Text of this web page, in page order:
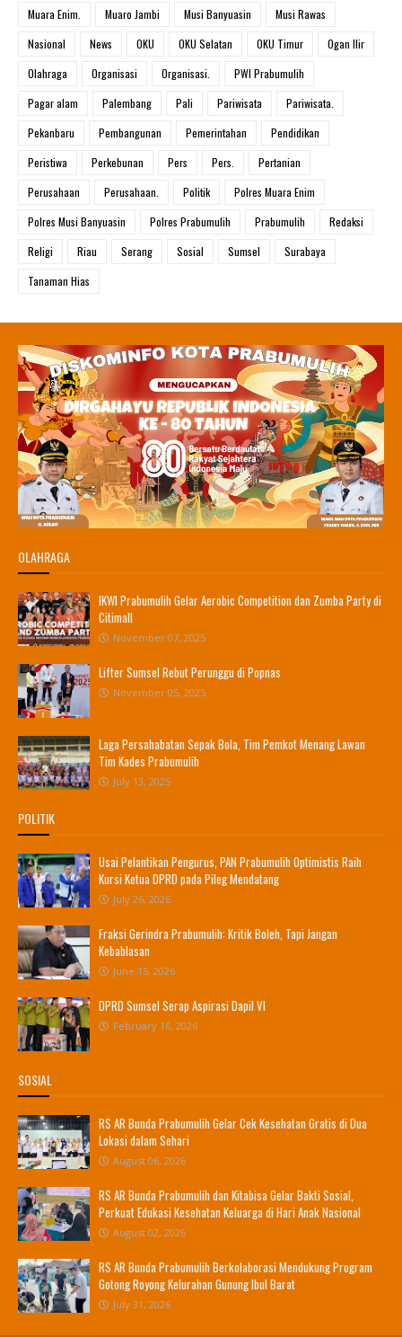
Muara Enim.
Muaro Jambi Musi Banyuasin
Musi Rawas
Nasional
News OKU OKU Selatan OKU Timur
Ogan Ilir
Olahraga
Organisasi Organisasi.
PWI Prabumulih
Pagar alam
Palembang Pali Pariwisata
Pariwisata.
Pekanbaru
Pembangunan Pemerintahan
Pendidikan
Peristiwa
Perkebunan Pers Pers.
Pertanian
Perusahaan
Perusahaan. Politik
Polres Muara Enim
Polres Musi Banyuasin
Polres Prabumulih Prabumulih
Redaksi
Religi
Riau Serang Sosial Sumsel
Surabaya
Tanaman Hias
OLAHRAGA
IKWI Prabumulih Gelar Aerobic Competition dan Zumba Party di
Citimall
November 07, 2025
Lifter Sumsel Rebut Perunggu di Popnas
November 05, 2025
Laga Persahabatan Sepak Bola, Tim Pemkot Menang Lawan
Tim Kades Prabumulih
July 13, 2025
POLITIK
Usai Pelantikan Pengurus, PAN Prabumulih Optimistis Raih
Kursi Ketua DPRD pada Pileg Mendatang
July 26, 2026
Fraksi Gerindra Prabumulih: Kritik Boleh, Tapi Jangan
Kebablasan
June 15, 2026
DPRD Sumsel Serap Aspirasi Dapil VI
February 16, 2026
SOSIAL
RS AR Bunda Prabumulih Gelar Cek Kesehatan Gratis di Dua
Lokasi dalam Sehari
August 06, 2026
RS AR Bunda Prabumulih dan Kitabisa Gelar Bakti Sosial,
Perkuat Edukasi Kesehatan Keluarga di Hari Anak Nasional
August 02, 2026
RS AR Bunda Prabumulih Berkolaborasi Mendukung Program
Gotong Royong Kelurahan Gunung Ibul Barat
July 31, 2026